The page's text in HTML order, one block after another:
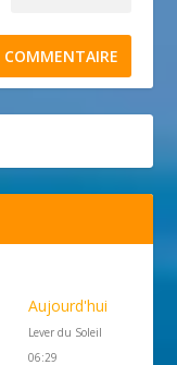
Aujourd'hui
Lever du Soleil
06:29